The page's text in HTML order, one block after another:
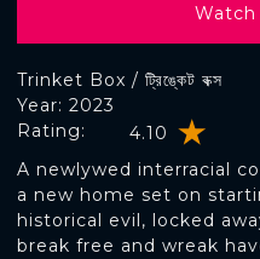
Trinket Box / ট্রিঙ্কেট বক্স
Rating: 4.10
Year: 2023
A newlywed interracial
a new home set on
historical evil, locked
break free and wreak
Watch